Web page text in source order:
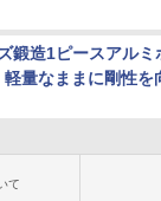
鍛造1ピースアル
量なままに剛性を
て